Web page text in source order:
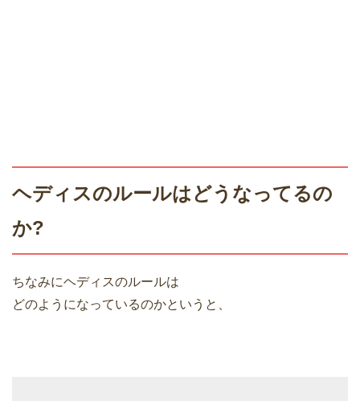
ヘディスのルールはどうなってるの
か?
ちなみにヘディスのルールは
どのようになっているのかというと、